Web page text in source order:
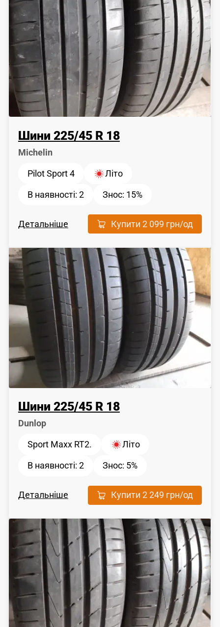
Шини 225/45 R 18
Michelin
Pilot Sport 4 Літо
В наявності: 2 Знос: 15%
Детальніше Купити2 099 грн/од
Шини 225/45 R 18
Dunlop
Sport Maxx RT2. Літо
В наявності: 2 Знос: 5%
Детальніше Купити2 249 грн/од